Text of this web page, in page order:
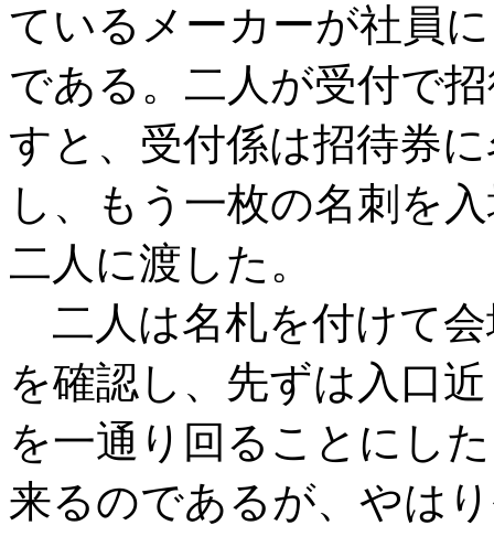
ているメーカーが社員
である。二人が受付で
すと、受付係は招待券
し、もう一枚の名刺を
二人に渡した。
二人は名札を付けて
を確認し、先ずは入口
を一通り回ることにし
来るのであるが、やは